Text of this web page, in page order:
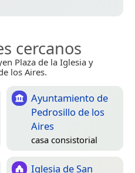
cercanos
Plaza de la Iglesia y
los Aires.
Ayuntamiento de
Pedrosillo de los
Aires
casa consistorial
Iglesia de San